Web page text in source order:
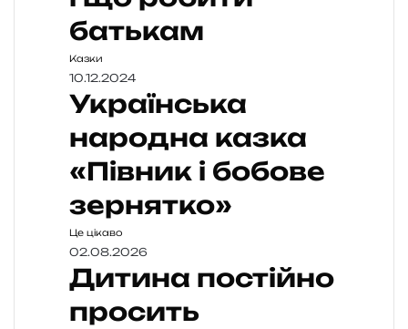
батькам
Казки
10.12.2024
Українська
народна казка
«Півник і бобове
зернятко»
Це цікаво
02.08.2026
Дитина постійно
просить